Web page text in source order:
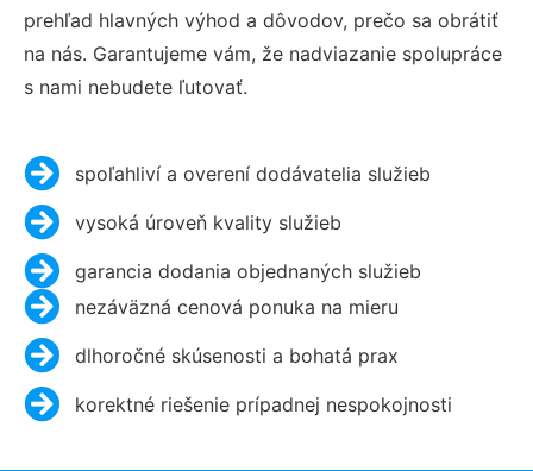
prehľad hlavných výhod a dôvodov, prečo sa obrátiť
na nás. Garantujeme vám, že nadviazanie spolupráce
s nami nebudete ľutovať.
spoľahliví a overení dodávatelia služieb
vysoká úroveň kvality služieb
garancia dodania objednaných služieb
nezáväzná cenová ponuka na mieru
dlhoročné skúsenosti a bohatá prax
korektné riešenie prípadnej nespokojnosti